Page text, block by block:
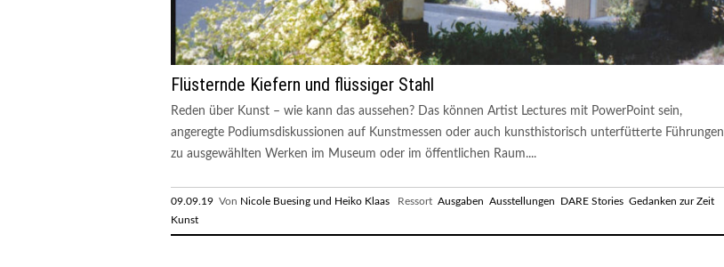
Flüsternde Kiefern und flüssiger Stahl
Reden über Kunst – wie kann das aussehen? Das können Artist Lectures mit PowerPoint sein,
angeregte Podiumsdiskussionen auf Kunstmessen oder auch kunsthistorisch unterfütterte Führungen
zu ausgewählten Werken im Museum oder im öffentlichen Raum....
09.09.19 Von Nicole Buesing und Heiko Klaas Ressort Ausgaben Ausstellungen DARE Stories Gedanken zur Zeit
Kunst